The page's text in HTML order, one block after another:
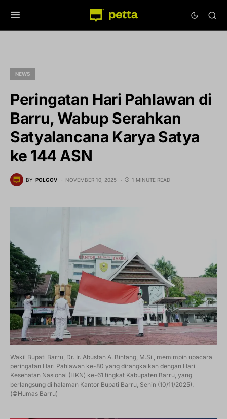
NEWS
Peringatan Hari Pahlawan di
Barru, Wabup Serahkan
Satyalancana Karya Satya
ke 144 ASN
BY POLGOV NOVEMBER 10, 2025 1 MINUTE READ
Wakil Bupati Barru, Dr. Ir. Abustan A. Bintang, M.Si., memimpin upacara
peringatan Hari Pahlawan ke-80 yang dirangkaikan dengan Hari
Kesehatan Nasional (HKN) ke-61 tingkat Kabupaten Barru, yang
berlangsung di halaman Kantor Bupati Barru, Senin (10/11/2025).
(©Humas Barru)